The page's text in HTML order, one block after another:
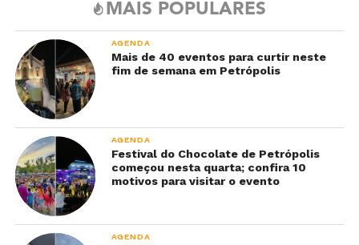
MAIS POPULARES
AGENDA
Mais de 40 eventos para curtir neste
fim de semana em Petrópolis
AGENDA
Festival do Chocolate de Petrópolis
começou nesta quarta; confira 10
motivos para visitar o evento
AGENDA